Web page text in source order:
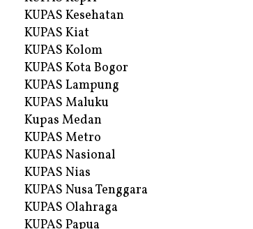
KUPAS Kesehatan
KUPAS Kiat
KUPAS Kolom
KUPAS Kota Bogor
KUPAS Lampung
KUPAS Maluku
Kupas Medan
KUPAS Metro
KUPAS Nasional
KUPAS Nias
KUPAS Nusa Tenggara
KUPAS Olahraga
KUPAS Papua